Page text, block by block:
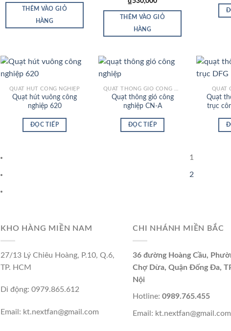
THÊM VÀO GIỎ
HÀNG
THÊM VÀO GIỎ
HÀNG
Add to
Wishlist
QUẠT HÚT CÔNG NGHIỆP
Quạt hút vuông công
nghiệp 620
ĐỌC TIẾP
Add to
Wishlist
Quạt thông gió công
nghiệp CN-A
ĐỌC TIẾP
QUẠT
Quạt
trục
1
2
KHO HÀNG MIỀN NAM
27/13 Lý Chiêu Hoàng, P.10, Q.6,
TP. HCM
Di động: 0979.865.612
Email: kt.nextfan@gmail.com
CHI NHÁNH MIỀN BẮC
36 đường Hoàng Cầu,
Chợ Dừa, Quận Đống Đa,
Nội
Hotline: 0989.765.455
Email: kt.nextfan@gmail.com